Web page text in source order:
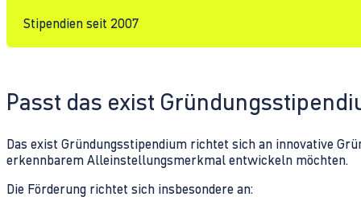
Stipendien seit 2007
Passt das exist
Das exist Gründungsstipendium richtet sich an innovative
erkennbarem Alleinstellungsmerkmal entwickeln möchten.
Die Förderung richtet sich insbesondere an: